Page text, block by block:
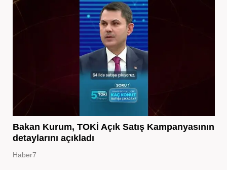
Bakan Kurum, TOKİ Açık Satış Kampanyasının
detaylarını açıkladı
Haber7